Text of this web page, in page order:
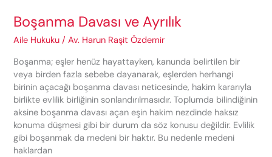
Boşanma Davası ve Ayrılık
Aile Hukuku /Av. Harun Raşit Özdemir
Boşanma; eşler henüz hayattayken, kanunda belirtilen bir
veya birden fazla sebebe dayanarak, eşlerden herhangi
birinin açacağı boşanma davası neticesinde, hakim kararıyla
birlikte evlilik birliğinin sonlandırılmasıdır. Toplumda bilindiğinin
aksine boşanma davası açan eşin hakim nezdinde haksız
konuma düşmesi gibi bir durum da söz konusu değildir. Evlilik
gibi boşanmak da medeni bir haktır. Bu nedenle medeni
haklardan